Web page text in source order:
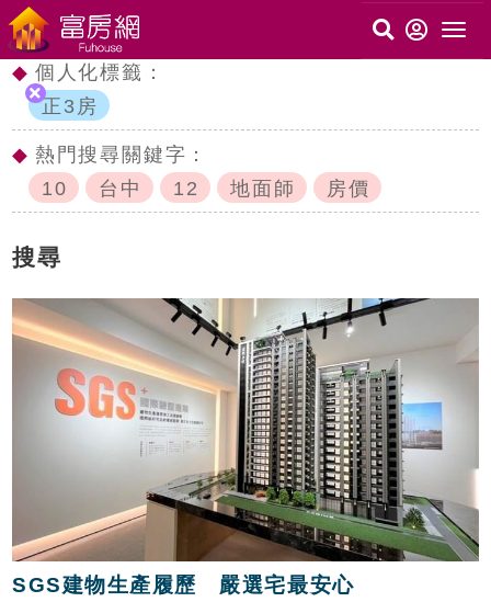
◆ 個人化標籤：
正3房
◆ 熱門搜尋關鍵字：
10
台中 12 地面師 房價
搜尋
SGS建物生產履歷 嚴選宅最安心